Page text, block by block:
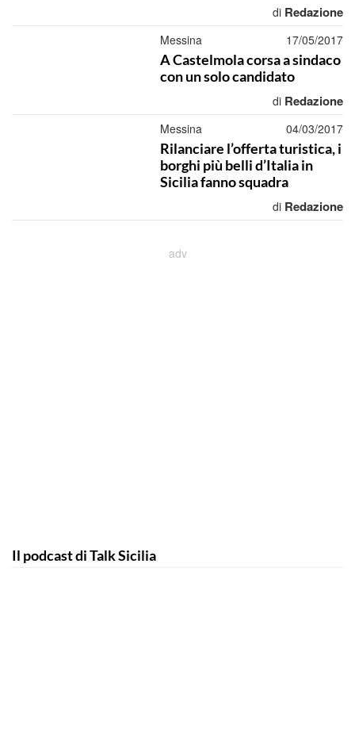
di Redazione
Messina 17/05/2017
A Castelmola corsa a sindaco
con un solo candidato
di Redazione
Messina 04/03/2017
Rilanciare l’offerta turistica, i
borghi più belli d’Italia in
Sicilia fanno squadra
di Redazione
Il podcast di Talk Sicilia